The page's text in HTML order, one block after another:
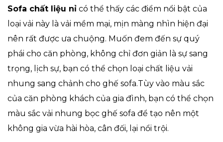
Sofa chất liệu nỉ có thể thấy các điểm nổi bật của
loại vải này là vải mềm mại, mịn màng nhìn hiện đại
nên rất được ưa chuộng. Muốn đem đến sự quý
phái cho căn phòng, không chỉ đơn giản là sự sang
trọng, lịch sự, bạn có thể chọn loại chất liệu vải
nhung sang chảnh cho ghế sofa.Tùy vào màu sắc
của căn phòng khách của gia đình, bạn có thể chọn
màu sắc vải nhung bọc ghế sofa để tạo nên một
không gia vừa hài hòa, cân đối, lại nổi trội.